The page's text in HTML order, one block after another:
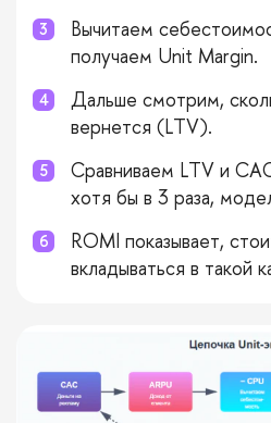
Вычитаем
получаем Unit Margin.
Дальше смотрим,
вернется (LTV).
Сравниваем LTV и
хотя бы в 3 раза,
ROMI показывает,
вкладываться в такой